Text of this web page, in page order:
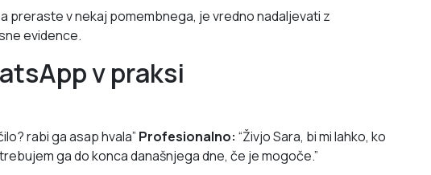
preraste v nekaj pomembnega, je vredno nadaljevati z
evidence.
v praksi
rabi ga asap hvala” Profesionalno: “Živjo Sara, bi mi lahko, ko
ga do konca današnjega dne, če je mogoče.”